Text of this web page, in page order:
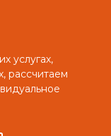
услугах,
рассчитаем